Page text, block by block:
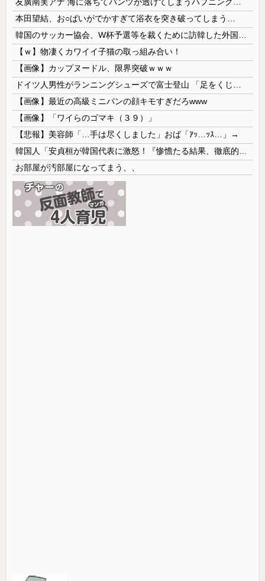
本田望結、お○ぱいがでかすぎて浴衣を突き破ってしまう…
【ｗ】物凄くカワイイ子猫の取っ組み合い！
【画像】カップヌードル、限界突破ｗｗｗ
【画像】最近の高級ミニバンの顔キモすぎだろwww
【画像】「ワイらのゴマキ（３９）」
【悲報】美容師「…手は尽くしました」おば「ｱｯ…ｯｽ…」→
お部屋が汚部屋になってまう、、